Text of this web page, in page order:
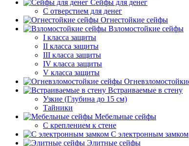
Сейфы для денег
С отверстием для денег
Огнестойкие сейфы
Взломостойкие сейфы
I класса защиты
II класса защиты
III класса защиты
IV класса защиты
V класса защиты
Встраиваемые в стену
Узкие (Глубина до 15 см)
Тайники
Мебельные сейфы
С креплением к стене
С электронным замком
Элитные сейфы